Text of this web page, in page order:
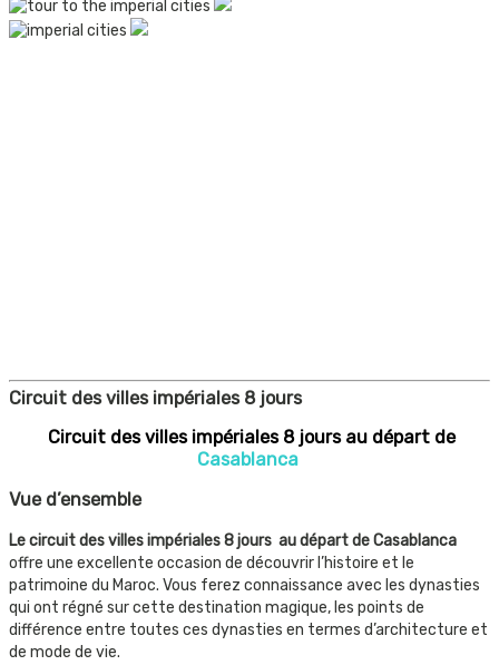
Circuit des villes impériales 8 jours
Circuit des villes impériales 8 jours au départ de
Casablanca
Vue d’ensemble
Le circuit des villes impériales 8 jours au départ de Casablanca
offre une excellente occasion de découvrir l’histoire et le
patrimoine du Maroc. Vous ferez connaissance avec les dynasties
qui ont régné sur cette destination magique, les points de
différence entre toutes ces dynasties en termes d’architecture et
de mode de vie.